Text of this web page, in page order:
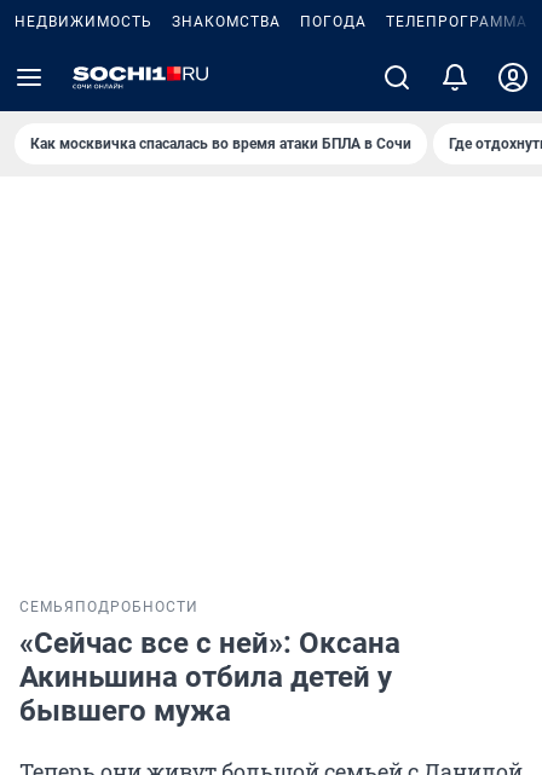
НЕДВИЖИМОСТЬ ЗНАКОМСТВА ПОГОДА ТЕЛЕПРОГРАММА
Как москвичка спасалась во время атаки БПЛА в Сочи Где
СЕМЬЯ ПОДРОБНОСТИ
«Сейчас все с ней»: Оксана
Акиньшина отбила детей у
бывшего мужа